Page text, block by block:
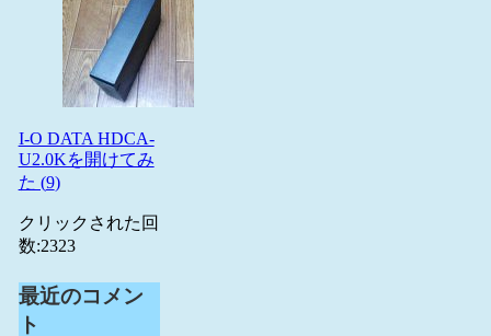
I-O DATA HDCA-
U2.0Kを開けてみ
た (9)
クリックされた回
数:2323
最近のコメン
ト